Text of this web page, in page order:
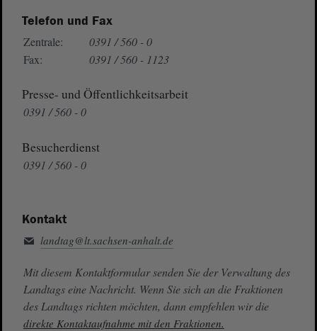
Telefon und Fax
Zentrale:
0391 / 560 - 0
Fax:
0391 / 560 - 1123
Presse- und Öffentlichkeitsarbeit
0391 / 560 - 0
Besucherdienst
0391 / 560 - 0
Kontakt
landtag@lt.sachsen-anhalt.de
Mit diesem Kontaktformular senden Sie der Verwaltung des
Landtags eine Nachricht. Wenn Sie sich an die Fraktionen
des Landtags richten möchten, dann empfehlen wir die
direkte Kontaktaufnahme mit den Fraktionen.